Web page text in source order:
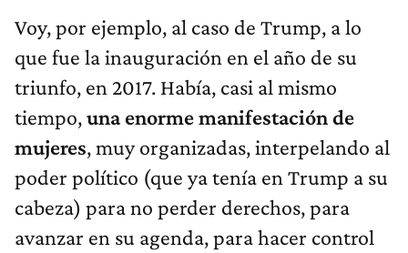
Voy, por ejemplo, al caso de Trump, a lo
que fue la inauguración en el año de su
triunfo, en 2017. Había, casi al mismo
tiempo,una enorme manifestación de
mujeres, muy organizadas, interpelando al
poder político (que ya tenía en Trump a su
cabeza) para no perder derechos, para
avanzar en su agenda, para hacer control